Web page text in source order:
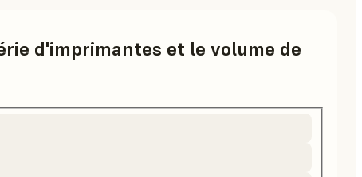
d'imprimantes et le volume de